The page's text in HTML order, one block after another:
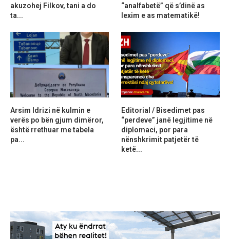
akuzohej Filkov, tani a do
ta...
“analfabetë” që s’dinë as
lexim e as matematikë!
Arsim Idrizi në kulmin e
verës po bën gjum dimëror,
është rrethuar me tabela
pa...
Editorial / Bisedimet pas
“perdeve” janë legjitime në
diplomaci, por para
nënshkrimit patjetër të
ketë...